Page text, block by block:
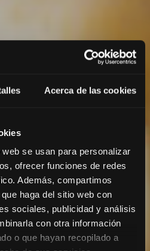
Acerca de las cookies
se usan para personalizar
ofrecer funciones de redes
Además, compartimos
haga del sitio web con
sociales, publicidad y análisis
con otra información
o que hayan recopilado a